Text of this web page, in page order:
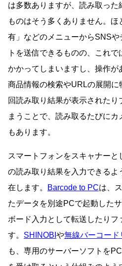
は多数ありますが、読み取った
ものはそう多くありません。
有」などのメニューからSNS
トを送信できるものの、これ
かかってしまいますし、操作が
商品情報の検索やURLの展開
回読み取り結果が表示されたり
まうことで、読み取るたびに
もあります。
スマートフォンをスキャナー
の読み取り結果を入力できる
在します。
Barcode to PCは、
たデータを別途PCで起動した
ボード入力として転送したりフ
す。 SHINOBI や無線バーコード
も、専用のサーバーソフトを